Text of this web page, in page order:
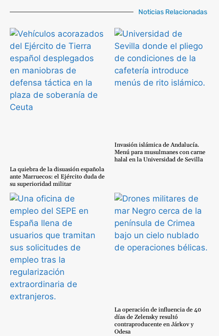
Noticias Relacionadas
La quiebra de la disuasión española
ante Marruecos: el Ejército duda de
su superioridad militar
Invasión islámica de Andalucía.
Menú para musulmanes con carne
halal en la Universidad de Sevilla
La operación de influencia de 40
días de Zelensky resultó
contraproducente en Járkov y
Odesa